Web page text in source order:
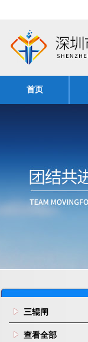
首页
三辊闸
查看全部